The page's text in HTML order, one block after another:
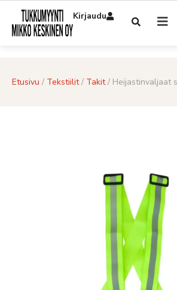
Kirjaudu
Etusivu / Tekstiilit/ Takit/ Heijastinvaljaat